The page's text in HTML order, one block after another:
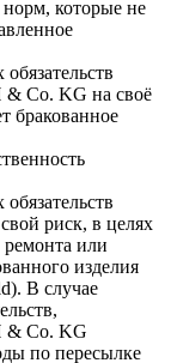
которые не
& Со. KG на своё
бракованное
риск, в целях
ремонта или
изделия
В случае
& Со. KG
по пересылке